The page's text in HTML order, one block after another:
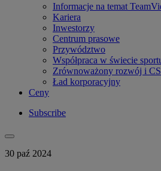
Informacje na temat
Kariera
Inwestorzy
Centrum prasowe
Przywództwo
Współpraca w świecie
Zrównoważony rozwój i
Ład korporacyjny
Ceny
Subscribe
30 paź 2024